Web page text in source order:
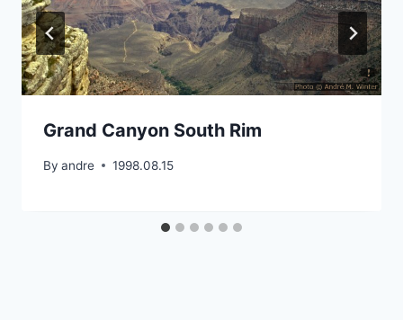
Grand Canyon South Rim
By andre 1998.08.15